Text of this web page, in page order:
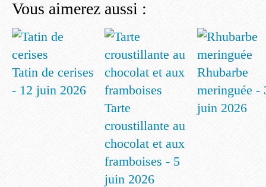
Vous aimerez aussi :
Tatin de cerises
- 12 juin 2026
Tarte
croustillante au
chocolat et aux
framboises - 5
juin 2026
Rhubarbe
meringuée -
juin 2026